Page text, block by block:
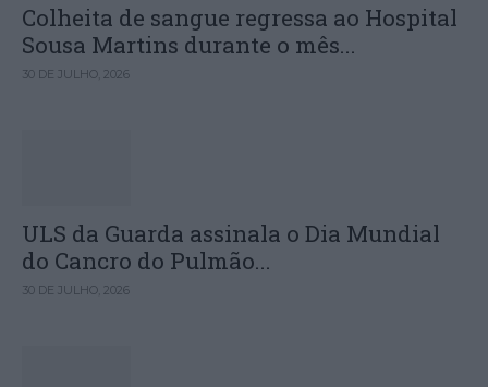
Colheita de sangue regressa ao Hospital
Sousa Martins durante o mês...
30 DE JULHO, 2026
ULS da Guarda assinala o Dia Mundial
do Cancro do Pulmão...
30 DE JULHO, 2026